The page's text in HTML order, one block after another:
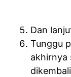
Dan
Tunggu
akhirnya